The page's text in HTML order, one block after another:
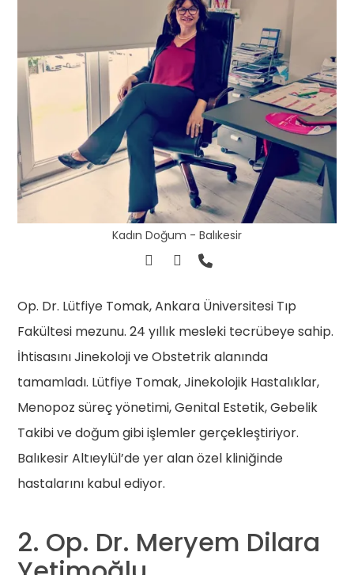
Kadın Doğum - Balıkesir
Op. Dr. Lütfiye Tomak, Ankara Üniversitesi Tıp
Fakültesi mezunu. 24 yıllık mesleki tecrübeye sahip.
İhtisasını Jinekoloji ve Obstetrik alanında
tamamladı. Lütfiye Tomak, Jinekolojik Hastalıklar,
Menopoz süreç yönetimi, Genital Estetik, Gebelik
Takibi ve doğum gibi işlemler gerçekleştiriyor.
Balıkesir Altıeylül’de yer alan özel kliniğinde
hastalarını kabul ediyor.
2. Op. Dr. Meryem Dilara